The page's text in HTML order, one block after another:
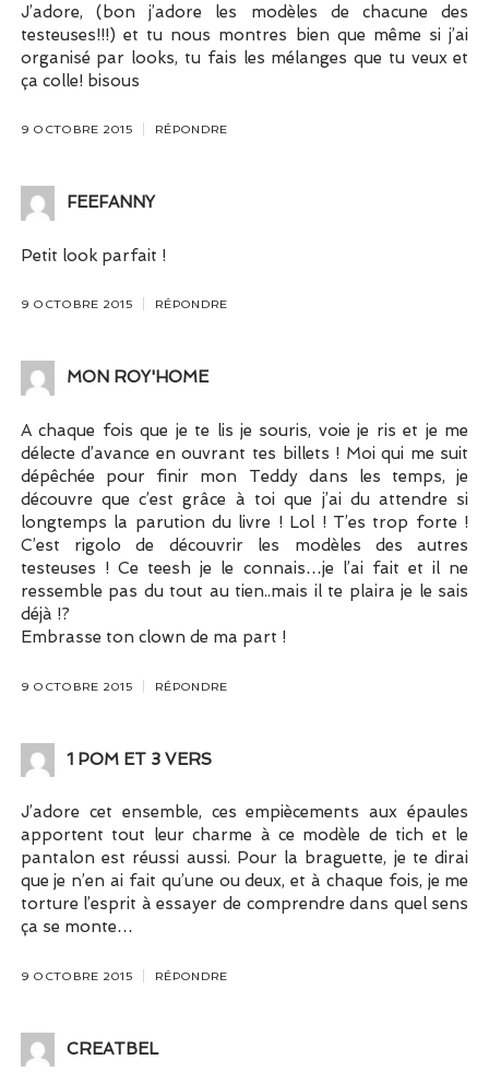
J’adore, (bon j’adore les modèles de chacune des
testeuses!!!) et tu nous montres bien que même si j’ai
organisé par looks, tu fais les mélanges que tu veux et
ça colle! bisous
9 OCTOBRE 2015 RÉPONDRE
FEEFANNY
Petit look parfait !
9 OCTOBRE 2015 RÉPONDRE
MON ROY'HOME
A chaque fois que je te lis je souris, voie je ris et je me
délecte d’avance en ouvrant tes billets ! Moi qui me suit
dépêchée pour finir mon Teddy dans les temps, je
découvre que c’est grâce à toi que j’ai du attendre si
longtemps la parution du livre ! Lol ! T’es trop forte !
C’est rigolo de découvrir les modèles des autres
testeuses ! Ce teesh je le connais…je l’ai fait et il ne
ressemble pas du tout au tien..mais il te plaira je le sais
déjà !?
Embrasse ton clown de ma part !
9 OCTOBRE 2015 RÉPONDRE
1 POM ET 3 VERS
J’adore cet ensemble, ces empiècements aux épaules
apportent tout leur charme à ce modèle de tich et le
pantalon est réussi aussi. Pour la braguette, je te dirai
que je n’en ai fait qu’une ou deux, et à chaque fois, je me
torture l’esprit à essayer de comprendre dans quel sens
ça se monte…
9 OCTOBRE 2015 RÉPONDRE
CREATBEL